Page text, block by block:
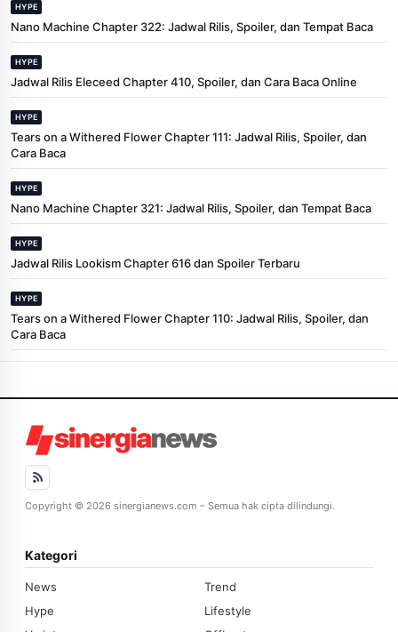
HYPE
Nano Machine Chapter 322: Jadwal Rilis, Spoiler, dan Tempat Baca
HYPE
Jadwal Rilis Eleceed Chapter 410, Spoiler, dan Cara Baca Online
HYPE
Tears on a Withered Flower Chapter 111: Jadwal Rilis, Spoiler, dan
Cara Baca
HYPE
Nano Machine Chapter 321: Jadwal Rilis, Spoiler, dan Tempat Baca
HYPE
Jadwal Rilis Lookism Chapter 616 dan Spoiler Terbaru
HYPE
Tears on a Withered Flower Chapter 110: Jadwal Rilis, Spoiler, dan
Cara Baca
Copyright © 2026 sinergianews.com – Semua hak cipta dilindungi.
Kategori
News
Trend
Hype
Lifestyle